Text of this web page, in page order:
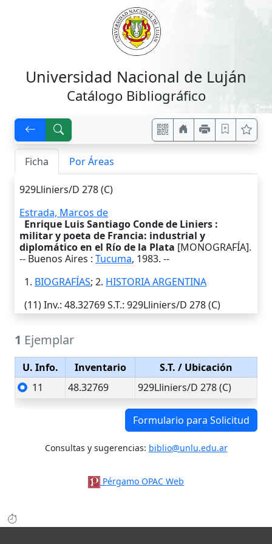
Universidad Nacional de Luján
Catálogo Bibliográfico
Ficha Por Áreas
929Lliniers/D 278 (C)
Estrada, Marcos de
Enrique Luis Santiago Conde de Liniers :
militar y poeta de Francia: industrial y
diplomático en el Río de la Plata [MONOGRAFÍA].
-- Buenos Aires : Tucuma, 1983. --
1. BIOGRAFÍAS; 2. HISTORIA ARGENTINA
(11)Inv.: 48.32769S.T.: 929Lliniers/D 278 (C)
1 Ejemplar
U. Info. Inventario S.T. / Ubicación
11
48.32769 929Lliniers/D 278 (C)
Formulario para Solicitud
Consultas y sugerencias: biblio@unlu.edu.ar
Pérgamo OPAC Web